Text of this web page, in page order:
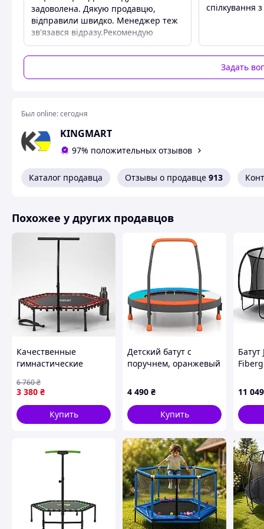
Мат
Мат из ПП,
К-во пружин
42шт
Принимаем заказ
задоволена. Дякую продавцю,
відправили швидко. Менеджер теж
зв'язався відразу.Рекомендую
спілкування
Задать
Был online:сегодня
KINGMART
97% положительных отзывов
Каталог продавца Отзывы о продавце 913
Похожее у других продавцов
Качественные
гимнастические
для джампинга, Батут
профессиональный
для взрослых,
Взрослый батут, MTS
3 380 ₴
6 760₴
Купить
Детский батут с
поручнем, оранжевый
4 490 ₴
Купить
Батут
11 049